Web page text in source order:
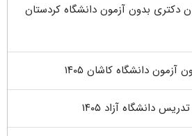
دکتری بدون آزمون دانشگاه کردستان
دانشگاه کاشان ۱۴۰۵
دانشگاه آزاد ۱۴۰۵